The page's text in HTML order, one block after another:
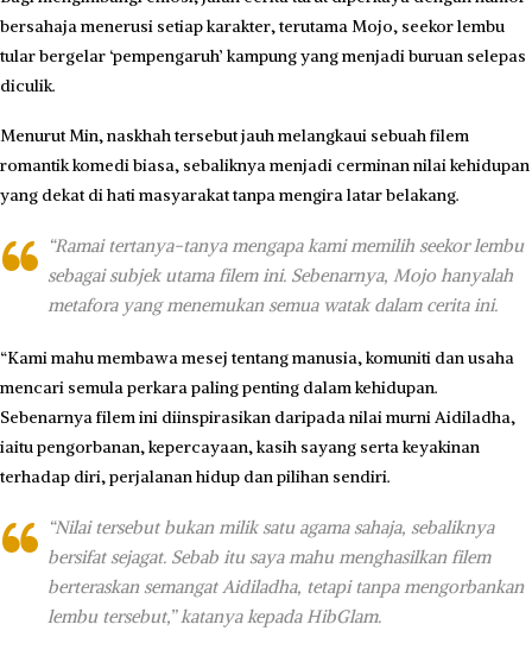
bersahaja menerusi setiap karakter, terutama Mojo, seekor lembu
tular bergelar ‘pempengaruh’ kampung yang menjadi buruan selepas
diculik.
Menurut Min, naskhah tersebut jauh melangkaui sebuah filem
romantik komedi biasa, sebaliknya menjadi cerminan nilai kehidupan
yang dekat di hati masyarakat tanpa mengira latar belakang.
“Ramai tertanya-tanya mengapa kami memilih seekor lembu
sebagai subjek utama filem ini. Sebenarnya, Mojo hanyalah
metafora yang menemukan semua watak dalam cerita ini.
“Kami mahu membawa mesej tentang manusia, komuniti dan usaha
mencari semula perkara paling penting dalam kehidupan.
Sebenarnya filem ini diinspirasikan daripada nilai murni Aidiladha,
iaitu pengorbanan, kepercayaan, kasih sayang serta keyakinan
terhadap diri, perjalanan hidup dan pilihan sendiri.
“Nilai tersebut bukan milik satu agama sahaja, sebaliknya
bersifat sejagat. Sebab itu saya mahu menghasilkan filem
berteraskan semangat Aidiladha, tetapi tanpa mengorbankan
lembu tersebut,” katanya kepada HibGlam.